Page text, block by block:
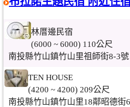
林厝邊民宿
(6000 ~ 6000) 110公尺
南投縣竹山鎮竹山里祖師街8-3號
TEN HOUSE
(4200 ~ 4200) 209公尺
南投縣竹山鎮竹山里18鄰昭德街